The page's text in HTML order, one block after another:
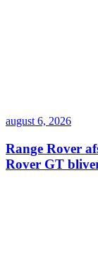
august 6, 2026
Range Rover
Rover GT